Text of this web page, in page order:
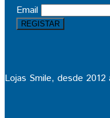
Email
Lojas Smile, desde 2012